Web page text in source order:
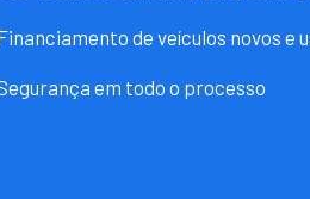
de veículos novos e
em todo o processo